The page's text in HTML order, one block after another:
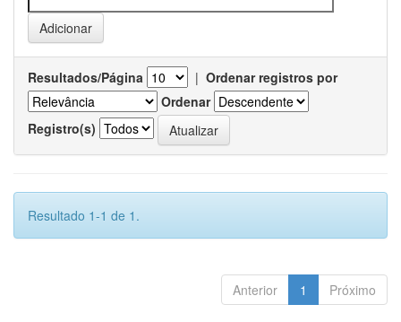
Resultados/Página | Ordenar registros por
Ordenar
Registro(s)
Resultado 1-1 de 1.
Anterior 1 Próximo